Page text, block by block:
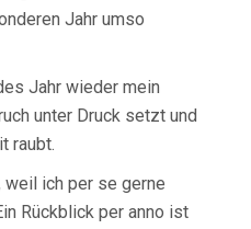
Jahr umso
Jahr wieder mein
unter Druck setzt und
raubt.
weil ich per se gerne
Rückblick per anno ist